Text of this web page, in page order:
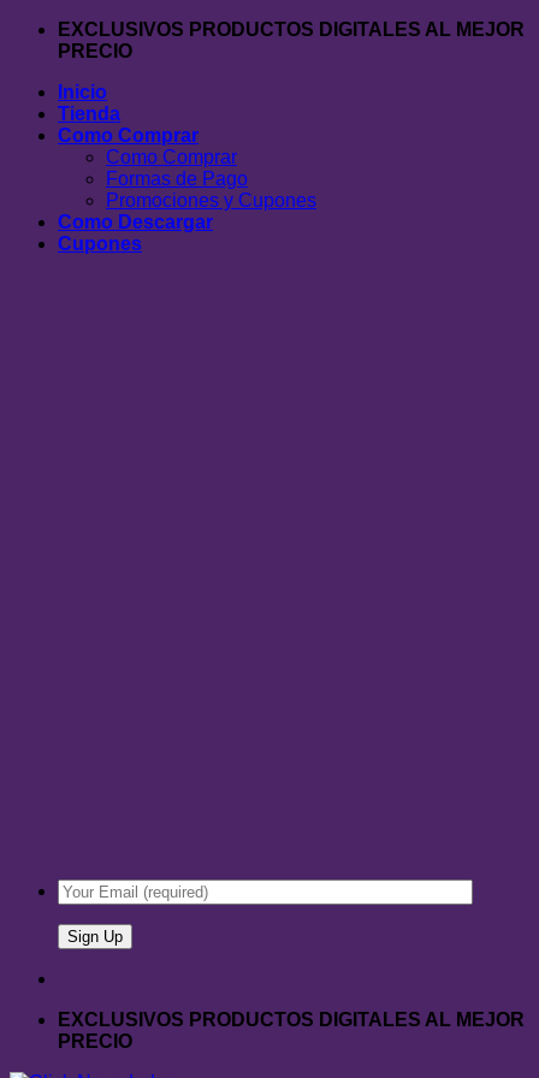
Saltar
EXCLUSIVOS PRODUCTOS DIGITALES AL MEJOR
PRECIO
Inicio
Tienda
Como Comprar
Como Comprar
Formas de Pago
Promociones y Cupones
Como Descargar
Cupones
EXCLUSIVOS PRODUCTOS DIGITALES AL MEJOR
PRECIO